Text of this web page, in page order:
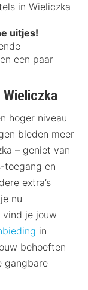
in Wieliczka
uitjes!
een paar
hoger niveau
bieden meer
– geniet van
toegang en
extra’s
nu
vind je jouw
in
behoeften
gangbare